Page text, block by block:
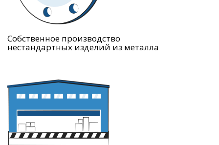
Собственное производство
нестандартных изделий из металла